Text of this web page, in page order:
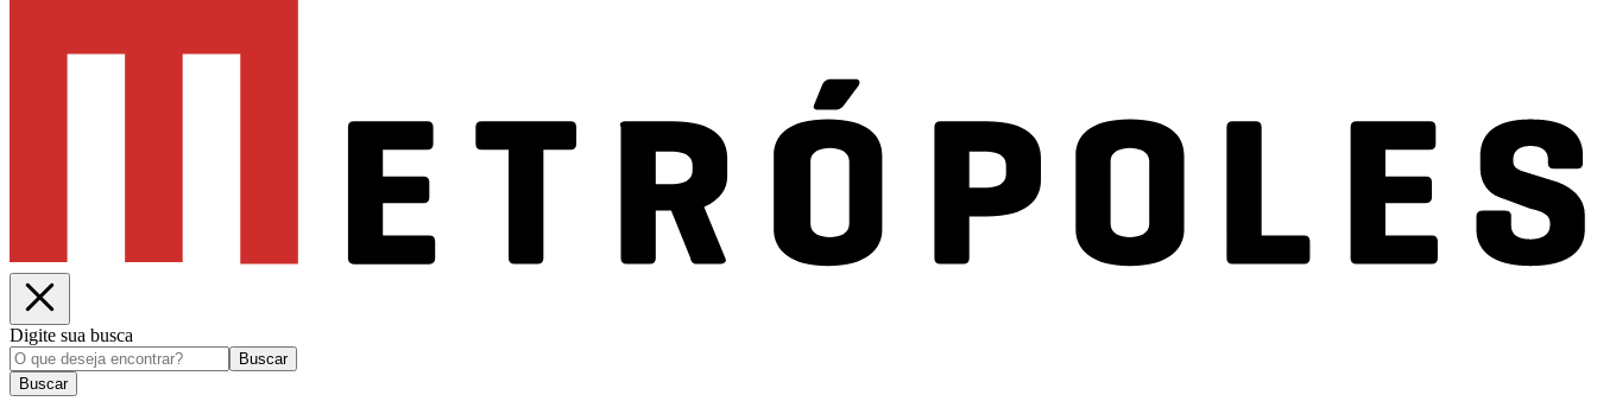
Digite sua busca
Buscar
Buscar